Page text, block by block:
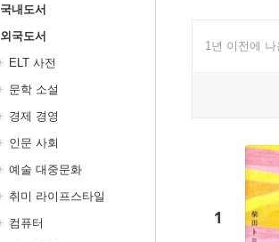
국내도서
외국도서
ELT 사전
문학 소설
경제 경영
인문 사회
예술 대중문화
취미 라이프스타일
컴퓨터
1년 이전에
1